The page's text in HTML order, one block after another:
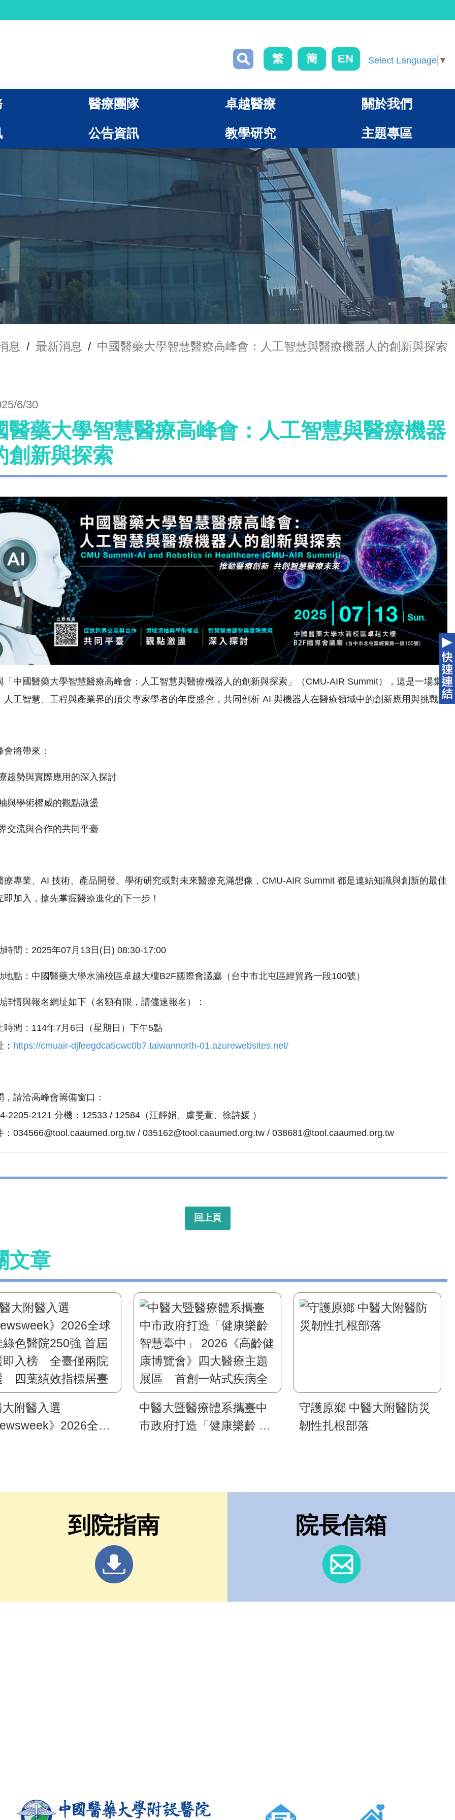
繁 簡 EN Select Language ▼
醫療團隊 卓越醫療 關於我們
公告資訊 教學研究 主題專區
息 / 最新消息 / 中國醫藥大學智慧醫療高峰會：人工智慧與醫療機器人的創新與探索
6/30
醫藥大學智慧醫療高峰會：人工智慧與醫療機器
創新與探索
「中國醫藥大學智慧醫療高峰會：人工智慧與醫療機器人的創新與探索」（CMU-AIR Summit），這是一場集
人工智慧、工程與產業界的頂尖專家學者的年度盛會，共同剖析 AI 與機器人在醫療領域中的創新應用與挑戰。
將帶來：
趨勢與實際應用的深入探討
與學術權威的觀點激盪
交流與合作的共同平臺
療專業、AI 技術、產品開發、學術研究或對未來醫療充滿想像，CMU-AIR Summit 都是連結知識與創新的最佳
即加入，搶先掌握醫療進化的下一步！
時間：2025年07月13日(日) 08:30-17:00
地點：中國醫藥大學水湳校區卓越大樓B2F國際會議廳（台中市北屯區經貿路一段100號）
詳情與報名網址如下（名額有限，請儘速報名）：
時間：114年7月6日（星期日）下午5點
https://cmuair-djfeegdca5cwc0b7.taiwannorth-01.azurewebsites.net/
，請洽高峰會籌備窗口：
2205-2121 分機：12533 / 12584（江靜娟、盧旻萱、徐詩媛 ）
：034566@tool.caaumed.org.tw / 035162@tool.caaumed.org.tw / 038681@tool.caaumed.org.tw
回上頁
文章
附醫入選
》2026全球
佳
中醫大暨醫療體系攜臺中
市政府打造「健康樂齡 智
照護
守護原鄉 中醫大附醫防災
韌性扎根部落
到院指南 院長信箱